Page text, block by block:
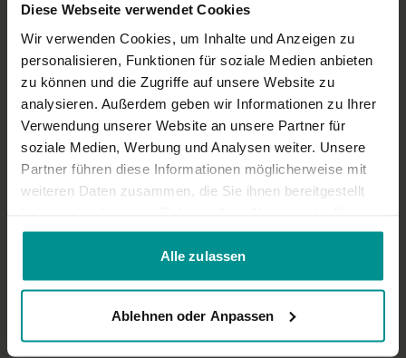
Diese Webseite verwendet Cookies
Wir verwenden Cookies, um Inhalte und Anzeigen zu
personalisieren, Funktionen für soziale Medien anbieten
zu können und die Zugriffe auf unsere Website zu
analysieren. Außerdem geben wir Informationen zu Ihrer
Verwendung unserer Website an unsere Partner für
soziale Medien, Werbung und Analysen weiter. Unsere
Partner führen diese Informationen möglicherweise mit
weiteren Daten zusammen, die Sie ihnen bereitgestellt
gesammelt haben.
Alle zulassen
Ablehnen oder Anpassen
Ähnliche Videos
Stärkender Flow: Kraft und Balance
Sportliche Anfänger | Vinyasa Yoga